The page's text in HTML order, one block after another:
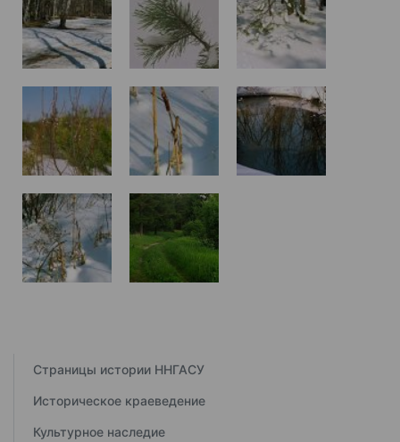
Страницы истории ННГАСУ
Историческое краеведение
Культурное наследие